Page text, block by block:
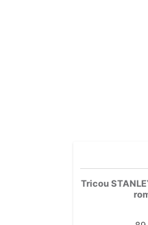
Tricou